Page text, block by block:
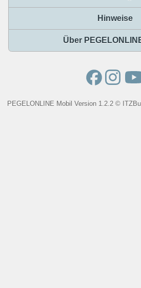
Hinweise
Über
PEGELONLINE Mobil Version 1.2.2 ©